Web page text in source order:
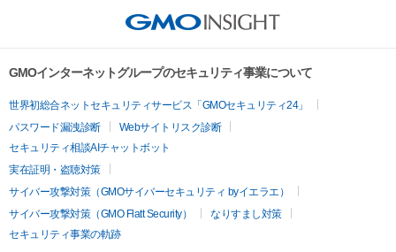
GMOインターネットグループのセキュリティ事業について
世界初総合ネットセキュリティサービス「GMOセキュリティ24」
パスワード漏洩診断
Webサイトリスク診断
セキュリティ相談AIチャットボット
実在証明・盗聴対策
サイバー攻撃対策（GMOサイバーセキュリティ byイエラエ）
サイバー攻撃対策（GMO Flatt Security）
なりすまし対策
セキュリティ事業の軌跡